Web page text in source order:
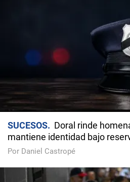
SUCESOS
Doral rinde
mantiene identidad bajo
Por Daniel Castropé